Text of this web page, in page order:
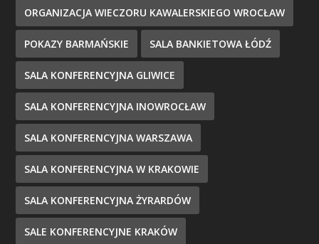
ORGANIZACJA WIECZORU KAWALERSKIEGO WROCŁAW
POKAZY BARMAŃSKIE SALA BANKIETOWA ŁÓDŹ
SALA KONFERENCYJNA GLIWICE
SALA KONFERENCYJNA INOWROCŁAW
SALA KONFERENCYJNA WARSZAWA
SALA KONFERENCYJNA W KRAKOWIE
SALA KONFERENCYJNA ŻYRARDÓW
SALE KONFERENCYJNE KRAKÓW